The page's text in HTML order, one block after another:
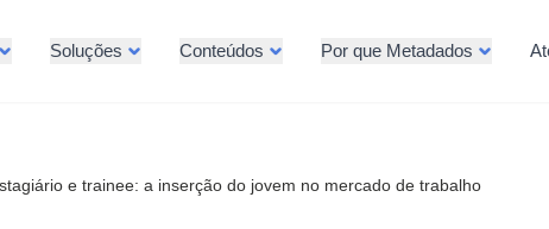
Soluções Conteúdos Por que Metadados
e trainee: a inserção do jovem no mercado de trabalho